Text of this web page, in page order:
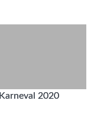
Karneval 2020